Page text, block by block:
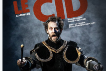
Horaires et Infos
Bande-annonce
Réservation
TOUT PUBLIC